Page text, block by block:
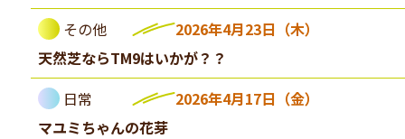
その他
2026年4月23日（木）
天然芝ならTM9はいかが？？
日常
2026年4月17日（金）
マユミちゃんの花芽